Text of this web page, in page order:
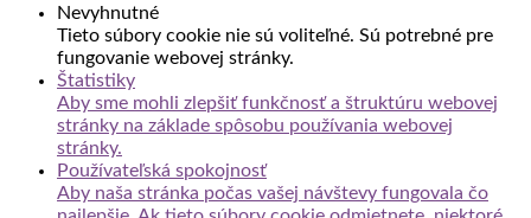
Nevyhnutné
Tieto súbory cookie nie sú voliteľné. Sú potrebné pre
fungovanie webovej stránky.
Štatistiky
Aby sme mohli zlepšiť funkčnosť a štruktúru webovej
stránky na základe spôsobu používania webovej
stránky.
Používateľská spokojnosť
Aby naša stránka počas vašej návštevy fungovala čo